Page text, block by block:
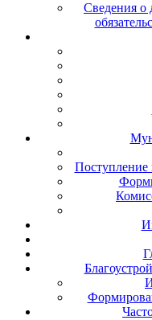
Сведения о